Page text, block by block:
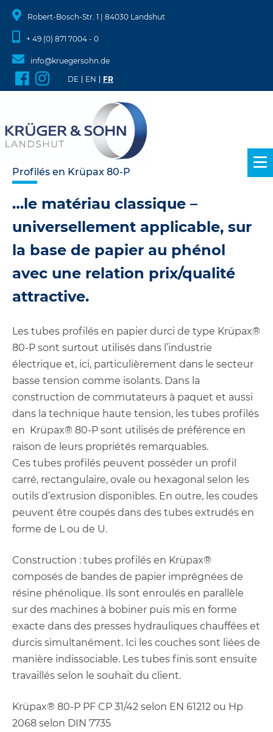
Robert-Bosch-Str. 1 | 84030 Landshut
+ 49 (0) 871 7004 - 0
info@kruegersohn.de
DE
EN FR
Profilés en Krüpax 80-P
…le matériau classique –
universellement applicable, sur
la base de papier au phénol
avec une relation prix/qualité
attractive.
Les tubes profilés en papier durci de type Krüpax®
80-P sont surtout utilisés dans l’industrie
électrique et, ici, particulièrement dans le secteur
basse tension comme isolants. Dans la
construction de commutateurs à paquet et aussi
dans la technique haute tension, les tubes profilés
en Krüpax® 80-P sont utilisés de préférence en
raison de leurs propriétés remarquables.
Ces tubes profilés peuvent posséder un profil
carré, rectangulaire, ovale ou hexagonal selon les
outils d’extrusion disponibles. En outre, les coudes
peuvent être coupés dans des tubes extrudés en
forme de L ou de U.
Construction : tubes profilés en Krüpax®
composés de bandes de papier imprégnées de
résine phénolique. Ils sont enroulés en parallèle
sur des machines à bobiner puis mis en forme
exacte dans des presses hydrauliques chauffées et
durcis simultanément. Ici les couches sont liées de
manière indissociable. Les tubes finis sont ensuite
travaillés selon le souhait du client.
Krüpax® 80-P PF CP 31/42 selon EN 61212 ou Hp
2068 selon DIN 7735